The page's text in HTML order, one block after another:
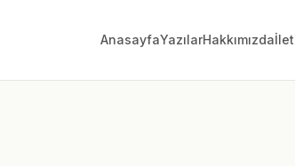
AnasayfaYazılarHakkımızda